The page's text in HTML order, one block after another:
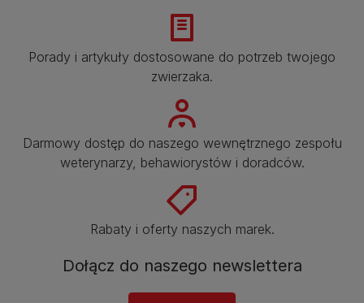
Porady i artykuły dostosowane do potrzeb twojego
zwierzaka.​
Darmowy dostęp do naszego wewnętrznego zespołu
weterynarzy, behawiorystów i doradców.​
Rabaty i oferty naszych marek.​
Dołącz do naszego newslettera